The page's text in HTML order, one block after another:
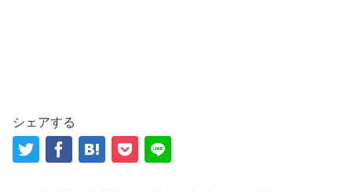
シェアする